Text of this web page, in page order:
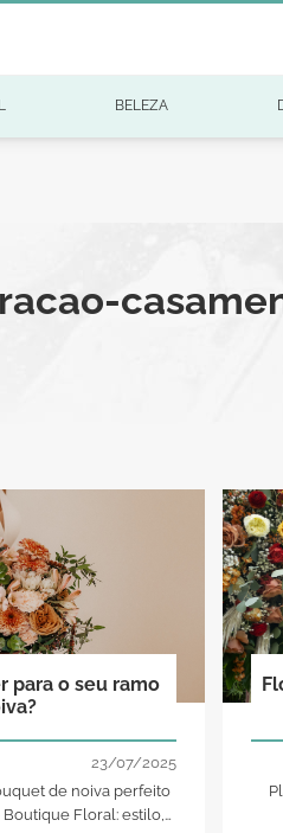
BELEZA
para o seu ramo
23/07/2025
de noiva perfeito
Boutique Floral: estilo,